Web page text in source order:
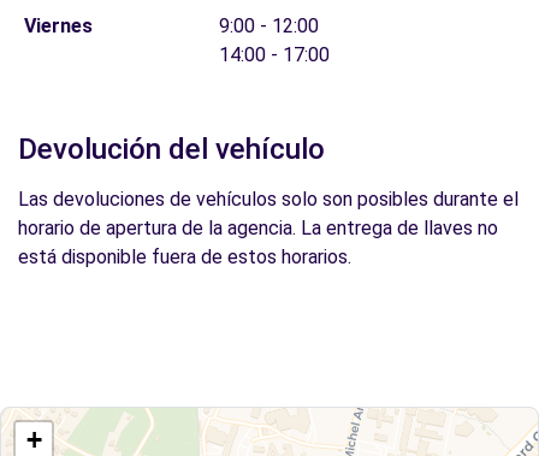
Viernes
9:00 - 12:00
14:00 - 17:00
Devolución del vehículo
Las devoluciones de vehículos solo son posibles durante el
horario de apertura de la agencia. La entrega de llaves no
está disponible fuera de estos horarios.
+